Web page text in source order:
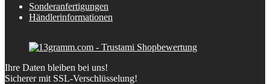
Sonderanfertigungen
Händlerinformationen
Ihre Daten bleiben bei uns!
Sicherer mit SSL-Verschlüsselung!